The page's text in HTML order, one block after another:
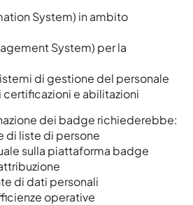
System) in ambito
System) per la
di gestione del personale
certificazioni e abilitazioni
dei badge richiederebbe:
di liste di persone
sulla piattaforma badge
di dati personali
operative